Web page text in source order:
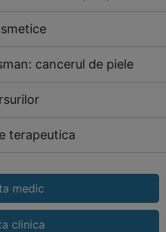
cancerul de piele
terapeutica
medic
clinica